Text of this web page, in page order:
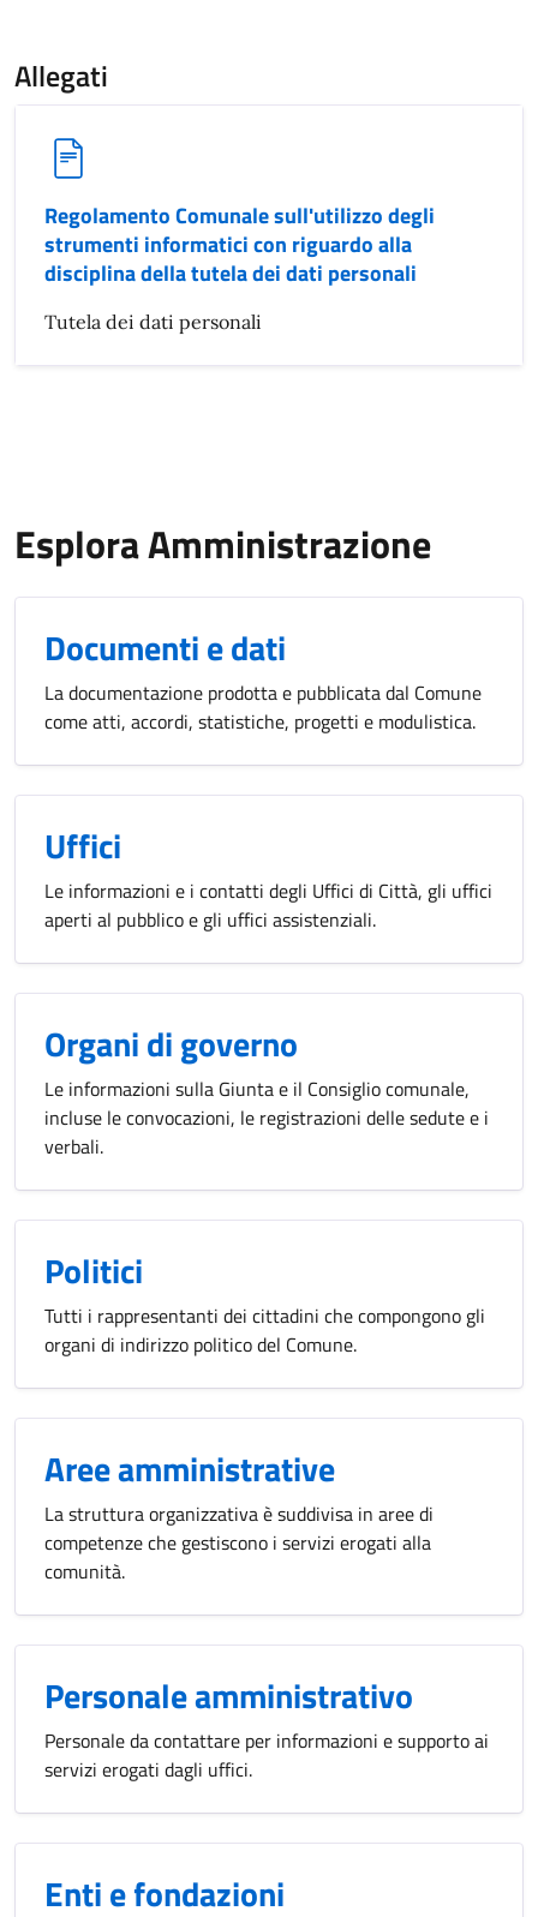
Allegati
Regolamento Comunale sull'utilizzo degli
strumenti informatici con riguardo alla
disciplina della tutela dei dati personali
Tutela dei dati personali
Esplora Amministrazione
Documenti e dati
La documentazione prodotta e pubblicata dal Comune
come atti, accordi, statistiche, progetti e modulistica.
Uffici
Le informazioni e i contatti degli Uffici di Città, gli uffici
aperti al pubblico e gli uffici assistenziali.
Organi di governo
Le informazioni sulla Giunta e il Consiglio comunale,
incluse le convocazioni, le registrazioni delle sedute e i
verbali.
Politici
Tutti i rappresentanti dei cittadini che compongono gli
organi di indirizzo politico del Comune.
Aree amministrative
La struttura organizzativa è suddivisa in aree di
competenze che gestiscono i servizi erogati alla
comunità.
Personale amministrativo
Personale da contattare per informazioni e supporto ai
servizi erogati dagli uffici.
Enti e fondazioni